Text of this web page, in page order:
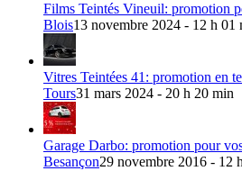
Films Teintés Vineuil: promotion
Blois13 novembre 2024 - 12 h 01
Vitres Teintées 41: promotion en
Tours31 mars 2024 - 20 h 20 min
Garage Darbo: promotion pour
Besançon29 novembre 2016 - 12